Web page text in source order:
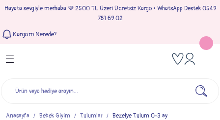
Hayata sevgiyle merhaba 💜 2500 TL Üzeri Ücretsiz Kargo • WhatsApp Destek 0549
781 69 02
Kargom Nerede?
Geri Dön
Geri Dön
Geri Dön
Geri Dön
Anasayfa Bebek Giyim Tulumlar Bezelye Tulum 0-3 ay